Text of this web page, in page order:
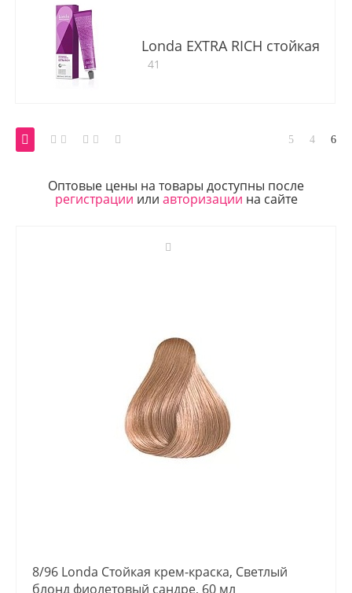
Londa EXTRA RICH стойкая
41
Оптовые цены на товары доступны после
регистрации или авторизации на сайте
8/96 Londa Стойкая крем-краска, Светлый
блонд фиолетовый сандре, 60 мл